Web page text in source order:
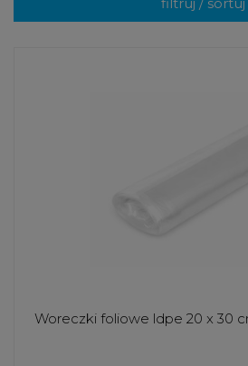
Woreczki foliowe ldpe 20 x 30